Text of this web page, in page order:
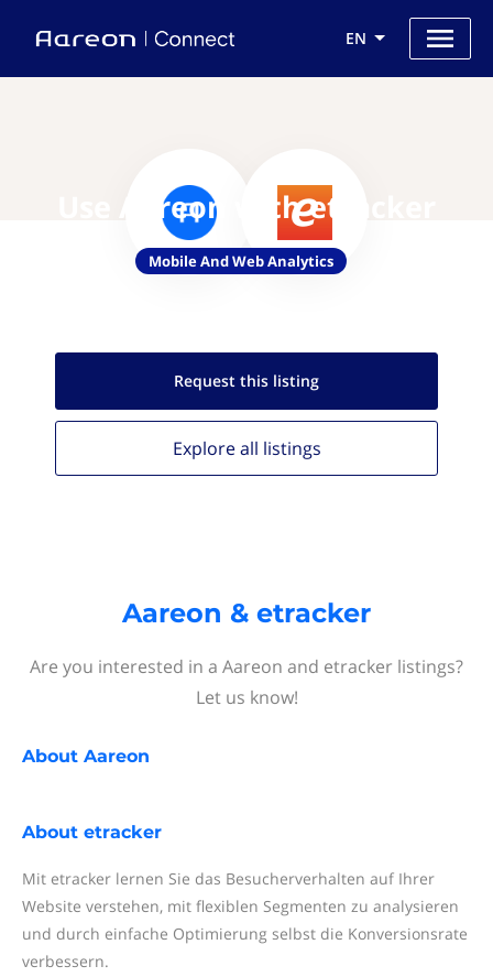
EN
Use Aareon with etracker
Mobile And Web Analytics
Request this listing
Explore all listings
Aareon & etracker
Are you interested in a Aareon and etracker listings?
Let us know!
About Aareon
About etracker
Mit etracker lernen Sie das Besucherverhalten auf Ihrer
Website verstehen, mit flexiblen Segmenten zu analysieren
und durch einfache Optimierung selbst die Konversionsrate
verbessern.